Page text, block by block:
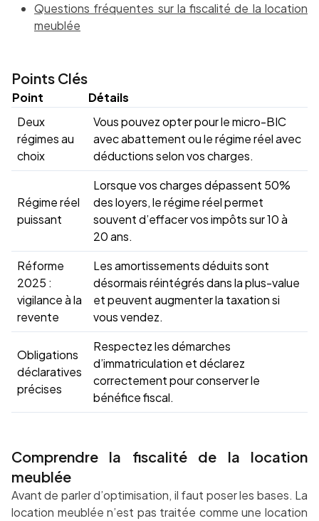
Questions fréquentes sur la fiscalité de la location
meublée
Points Clés
Point
Détails
Deux
régimes au
choix
Vous pouvez opter pour le micro-BIC
avec abattement ou le régime réel avec
déductions selon vos charges.
Régime réel
puissant
Lorsque vos charges dépassent 50%
des loyers, le régime réel permet
souvent d’effacer vos impôts sur 10 à
20 ans.
Réforme
2025 :
vigilance à la
revente
Les amortissements déduits sont
désormais réintégrés dans la plus-value
et peuvent augmenter la taxation si
vous vendez.
Obligations
déclaratives
précises
Respectez les démarches
d’immatriculation et déclarez
correctement pour conserver le
bénéfice fiscal.
Comprendre la fiscalité de la location
meublée
Avant de parler d’optimisation, il faut poser les bases. La
location meublée n’est pas traitée comme une location